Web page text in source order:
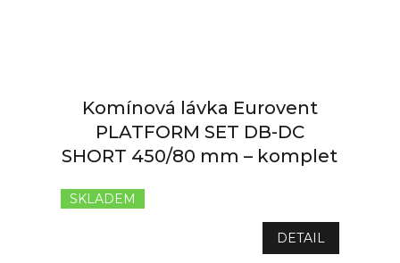
Komínová lávka Eurovent
PLATFORM SET DB-DC
SHORT 450/80 mm – komplet
SKLADEM
DETAIL